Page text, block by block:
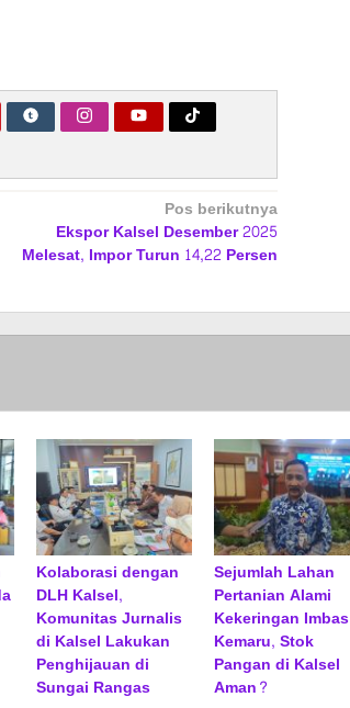
Pos berikutnya
Ekspor Kalsel Desember 2025
Melesat, Impor Turun 14,22 Persen
Kolaborasi dengan
DLH Kalsel,
Komunitas Jurnalis
di Kalsel Lakukan
Penghijauan di
Sungai Rangas
Sejumlah Lahan
Pertanian Alami
Kekeringan Imbas
Kemaru, Stok
Pangan di Kalsel
Aman?